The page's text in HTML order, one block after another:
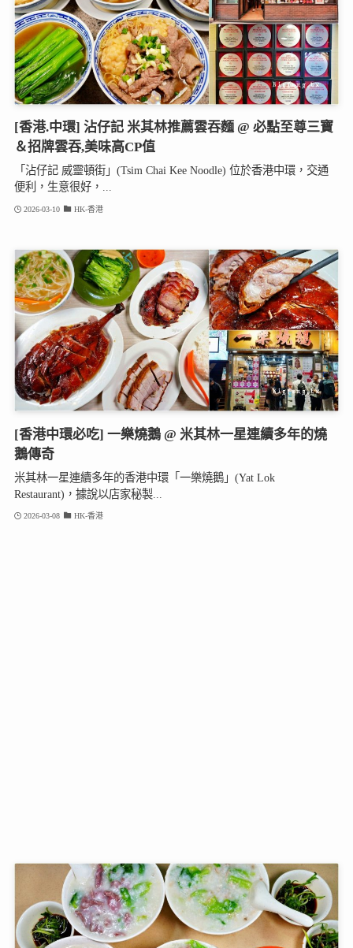
[香港.中環] 沾仔記 米其林推薦雲吞麵 @ 必點至尊三寶
＆招牌雲吞,美味高CP值
「沾仔記 威靈頓街」(Tsim Chai Kee Noodle) 位於香港中環，交通
便利，生意很好，...
2026-03-10 HK-香港
[香港中環必吃] 一樂燒鵝 @ 米其林一星連續多年的燒
鵝傳奇
米其林一星連續多年的香港中環「一樂燒鵝」(Yat Lok
Restaurant)，據說以店家秘製...
2026-03-08 HK-香港